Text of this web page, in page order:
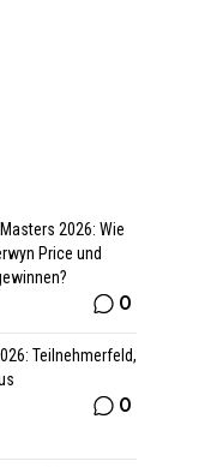
2026: Wie
Price und
0
Teilnehmerfeld,
0